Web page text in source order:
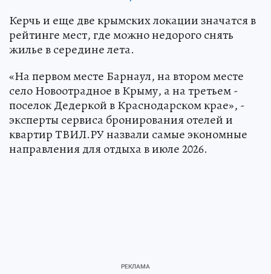
Керчь и еще две крымских локации значатся в
рейтинге мест, где можно недорого снять
жилье в середине лета.
«На первом месте Барнаул, на втором месте
село Новоотрадное в Крыму, а на третьем -
поселок Дедеркой в Краснодарском крае», -
эксперты сервиса бронирования отелей и
квартир ТВИЛ.РУ назвали самые экономные
направления для отдыха в июле 2026.